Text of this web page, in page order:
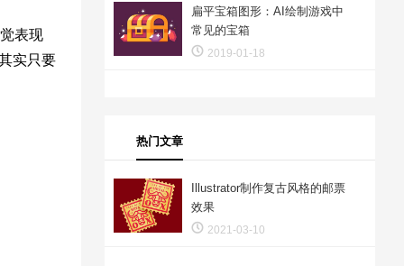
表现
实只要
扁平宝箱图形：AI绘制游戏中
常见的宝箱
2019-01-18
热门文章
Illustrator制作复古风格的邮票
效果
2021-03-10